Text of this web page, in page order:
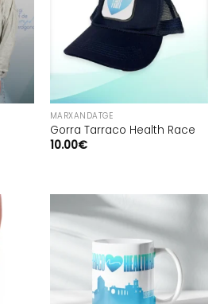
MARXANDATGE
Gorra Tarraco Health Race
10.00€